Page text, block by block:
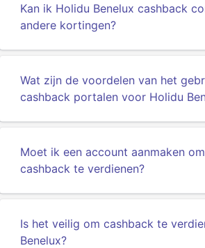
Kan ik Holidu Benelux cashback
andere kortingen?
Wat zijn de voordelen van het
cashback portalen voor Holidu
Moet ik een account aanmaken
cashback te verdienen?
Is het veilig om cashback te
Benelux?